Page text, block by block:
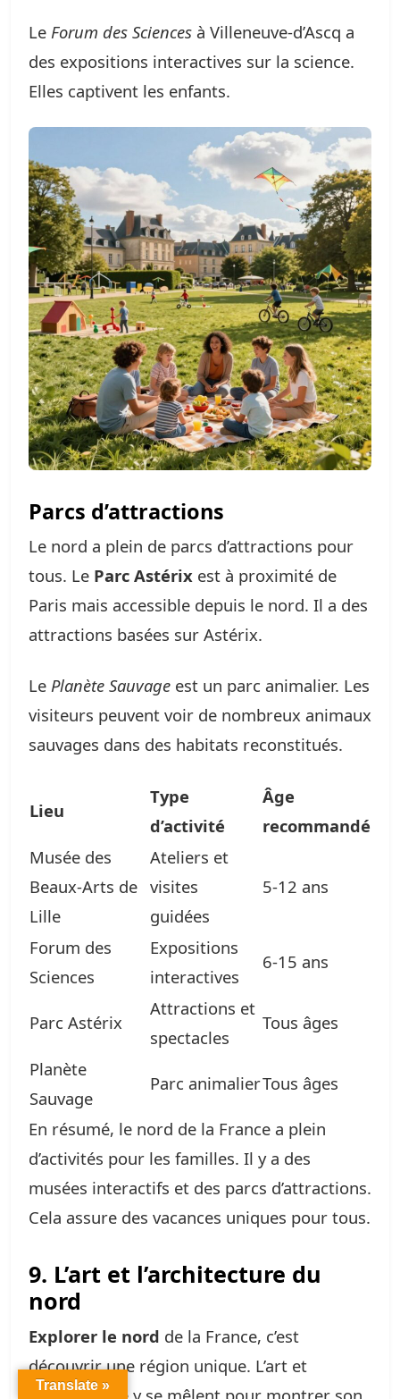
Le Forum des Sciences à Villeneuve-d’Ascq a
des expositions interactives sur la science.
Elles captivent les enfants.
Parcs d’attractions
Le nord a plein de parcs d’attractions pour
tous. Le Parc Astérix est à proximité de
Paris mais accessible depuis le nord. Il a des
attractions basées sur Astérix.
Le Planète Sauvage est un parc animalier. Les
visiteurs peuvent voir de nombreux animaux
sauvages dans des habitats reconstitués.
Lieu
Type
d’activité
Âge
recommandé
Musée des
Beaux-Arts de
Lille
Ateliers et
visites
guidées
5-12 ans
Forum des
Sciences
Expositions
interactives
6-15 ans
Parc Astérix
Attractions et
spectacles
Tous âges
Planète
Sauvage
Parc animalierTous âges
En résumé, le nord de la France a plein
d’activités pour les familles. Il y a des
musées interactifs et des parcs d’attractions.
Cela assure des vacances uniques pour tous.
9. L’art et l’architecture du
nord
Explorer le nord de la France, c’est
découvrir une région unique. L’art et
Translate »